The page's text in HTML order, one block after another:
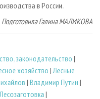
в России.
Подготовила Галина МАЛИКОВА
законодательство |
хозяйство| Лесные
| Владимир Путин |
Лесозаготовка |